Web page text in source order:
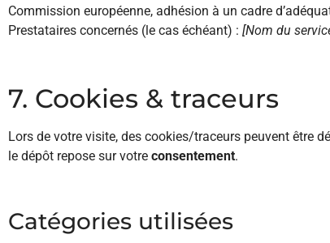
Commission européenne, adhésion à un cadre
Prestataires concernés (le cas échéant) : [Nom du
7. Cookies & traceurs
Lors de votre visite, des cookies/traceurs peuvent être
le dépôt repose sur votre consentement.
Catégories utilisées